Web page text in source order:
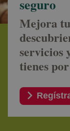
seguro
Mejora
servicios
tienes